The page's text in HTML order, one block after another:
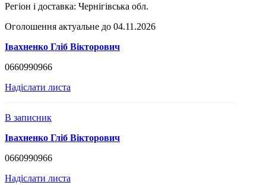
Регіон і доставка: Чернігівська обл.
Оголошення актуальне до 04.11.2026
Івахненко Гліб Вікторович
0660990966
Надіслати листа
В записник
Івахненко Гліб Вікторович
0660990966
Надіслати листа